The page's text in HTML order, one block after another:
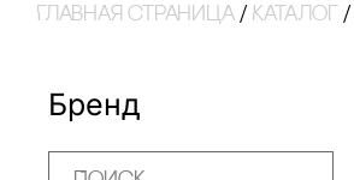
Главная страница / Каталог /
Бренд